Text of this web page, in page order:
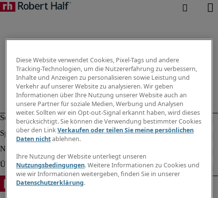
Diese Website verwendet Cookies, Pixel-Tags und andere
Tracking-Technologien, um die Nutzererfahrung zu verbessern,
Inhalte und Anzeigen zu personalisieren sowie Leistung und
Verkehr auf unserer Website zu analysieren. Wir geben
Informationen über Ihre Nutzung unserer Website auch an
unsere Partner für soziale Medien, Werbung und Analysen
weiter. Sollten wir ein Opt-out-Signal erkannt haben, wird dieses
berücksichtigt. Sie können die Verwendung bestimmter Cookies
über den LinkVerkaufen oder teilen Sie meine persönlichen
Daten nichtablehnen.
Ihre Nutzung der Website unterliegt unseren
Nutzungsbedingungen. Weitere Informationen zu Cookies und
wie wir Informationen weitergeben, finden Sie in unserer
Datenschutzerklärung.